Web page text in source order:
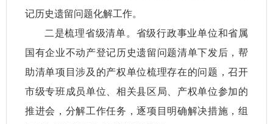
记历史遗留问题化解工作。
二是梳理省级清单。省级行政事业单位和省属
国有企业不动产登记历史遗留问题清单下发后，帮
助清单项目涉及的产权单位梳理存在的问题，召开
市级专班成员单位、相关县区局、产权单位参加的
推进会，分解工作任务，逐项目明确解决措施，组